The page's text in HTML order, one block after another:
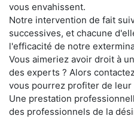
vous envahissent.
Notre intervention de fait
successives, et chacune
l'efficacité de notre
Vous aimeriez avoir droit à
des experts ? Alors
vous pourrez profiter de
Une prestation
des professionnels de la